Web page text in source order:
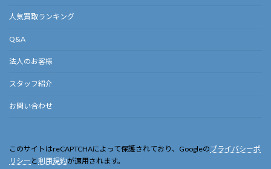
人気買取ランキング
Q&A
法人のお客様
スタッフ紹介
お問い合わせ
このサイトはreCAPTCHAによって保護されており、Googleのプライバシーポ
リシー と利用規約が適用されます。